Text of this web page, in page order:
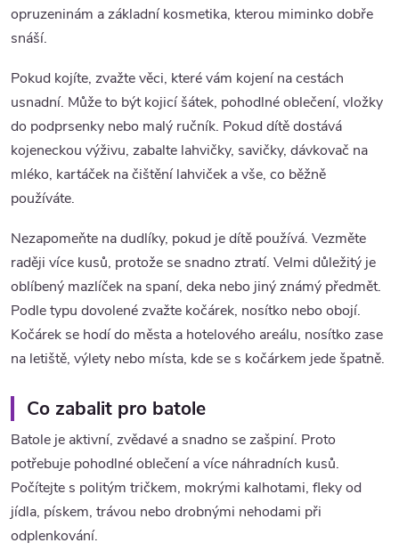
opruzeninám a základní kosmetika, kterou miminko dobře
snáší.
Pokud kojíte, zvažte věci, které vám kojení na cestách
usnadní. Může to být kojicí šátek, pohodlné oblečení, vložky
do podprsenky nebo malý ručník. Pokud dítě dostává
kojeneckou výživu, zabalte lahvičky, savičky, dávkovač na
mléko, kartáček na čištění lahviček a vše, co běžně
používáte.
Nezapomeňte na dudlíky, pokud je dítě používá. Vezměte
raději více kusů, protože se snadno ztratí. Velmi důležitý je
oblíbený mazlíček na spaní, deka nebo jiný známý předmět.
Podle typu dovolené zvažte kočárek, nosítko nebo obojí.
Kočárek se hodí do města a hotelového areálu, nosítko zase
na letiště, výlety nebo místa, kde se s kočárkem jede špatně.
Co zabalit pro batole
Batole je aktivní, zvědavé a snadno se zašpiní. Proto
potřebuje pohodlné oblečení a více náhradních kusů.
Počítejte s politým tričkem, mokrými kalhotami, fleky od
jídla, pískem, trávou nebo drobnými nehodami při
odplenkování.